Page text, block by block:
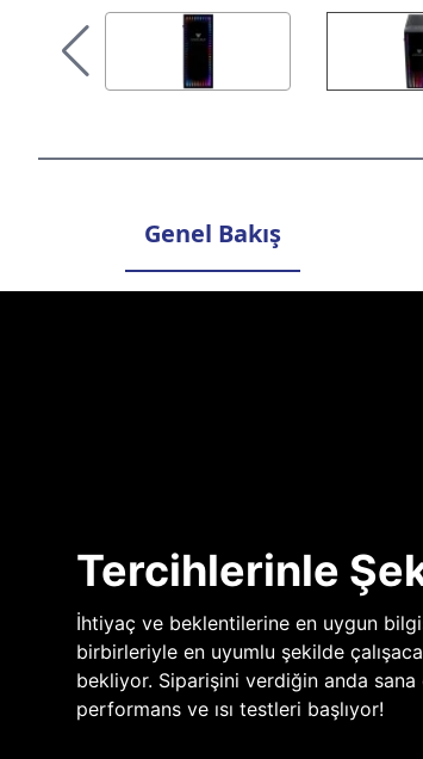
Genel Bakış
Tercihlerinle
İhtiyaç ve beklentilerine en uygun
birbirleriyle en uyumlu şekilde
bekliyor. Siparişini verdiğin anda sana
performans ve ısı testleri başlıyor!